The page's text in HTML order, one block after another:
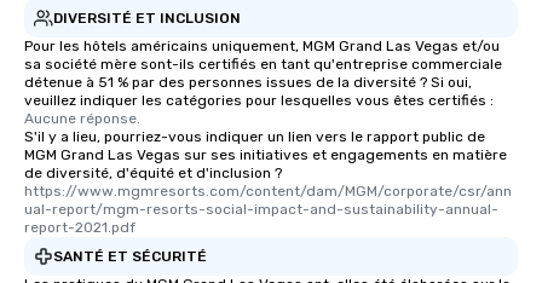
DIVERSITÉ ET INCLUSION
Pour les hôtels américains uniquement, MGM Grand Las Vegas et/ou
sa société mère sont-ils certifiés en tant qu'entreprise commerciale
détenue à 51 % par des personnes issues de la diversité ? Si oui,
veuillez indiquer les catégories pour lesquelles vous êtes certifiés :
Aucune réponse.
S'il y a lieu, pourriez-vous indiquer un lien vers le rapport public de
MGM Grand Las Vegas sur ses initiatives et engagements en matière
de diversité, d'équité et d'inclusion ?
https://www.mgmresorts.com/content/dam/MGM/corporate/csr/ann
ual-report/mgm-resorts-social-impact-and-sustainability-annual-
report-2021.pdf
SANTÉ ET SÉCURITÉ